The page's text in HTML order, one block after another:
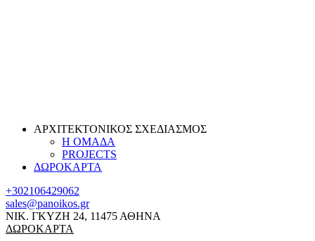
ΑΡΧΙΤΕΚΤΟΝΙΚΟΣ ΣΧΕΔΙΑΣΜΟΣ
Η ΟΜΑΔΑ
PROJECTS
ΔΩΡΟΚΑΡΤΑ
+302106429062
sales@panoikos.gr
ΝΙΚ. ΓΚΥΖΗ 24, 11475 ΑΘΗΝΑ
ΔΩΡΟΚΑΡΤΑ